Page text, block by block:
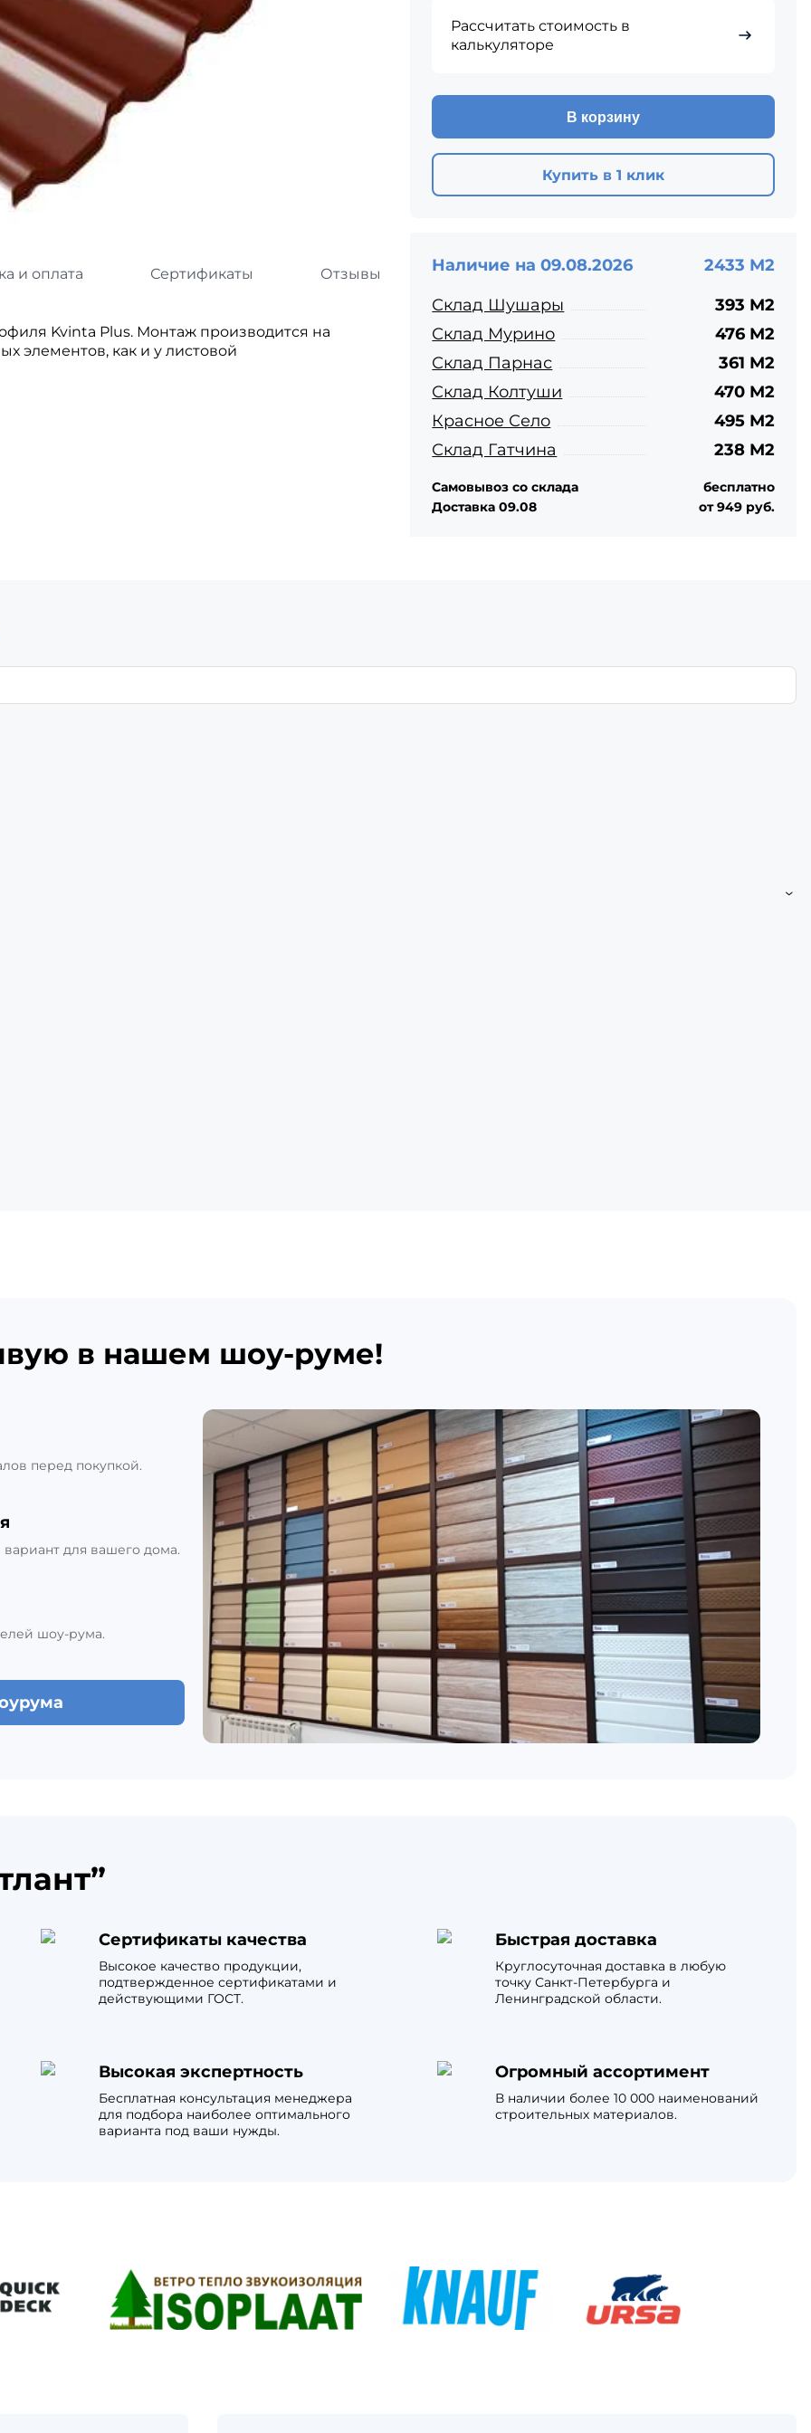
Шинглас
Комплектующие для ЦПЧ
и оплата Сертификаты Отзывы
Kvinta Plus. Монтаж производится на
элементов, как и у листовой
Рассчитать стоимость в
калькуляторе
В корзину
Купить в 1 клик
Наличие на 09.08.2026
2433 М2
Склад Шушары
393 М2
Склад Мурино
476 М2
Склад Парнас
361 М2
Склад Колтуши
470 М2
Красное Село
495 М2
Склад Гатчина
238 М2
Самовывоз со склада
бесплатно
Доставка 09.08
от 949 руб.
в нашем шоу-руме!
перед покупкой.
для вашего дома.
шоу-рума.
Сертификаты качества
Высокое качество продукции,
подтвержденное сертификатами и
действующими ГОСТ.
Быстрая доставка
Круглосуточная доставка в любую
точку Санкт-Петербурга и
Ленинградской области.
Высокая экспертность
Бесплатная консультация менеджера
для подбора наиболее оптимального
варианта под ваши нужды.
Огромный ассортимент
В наличии более 10 000 наименований
строительных материалов.